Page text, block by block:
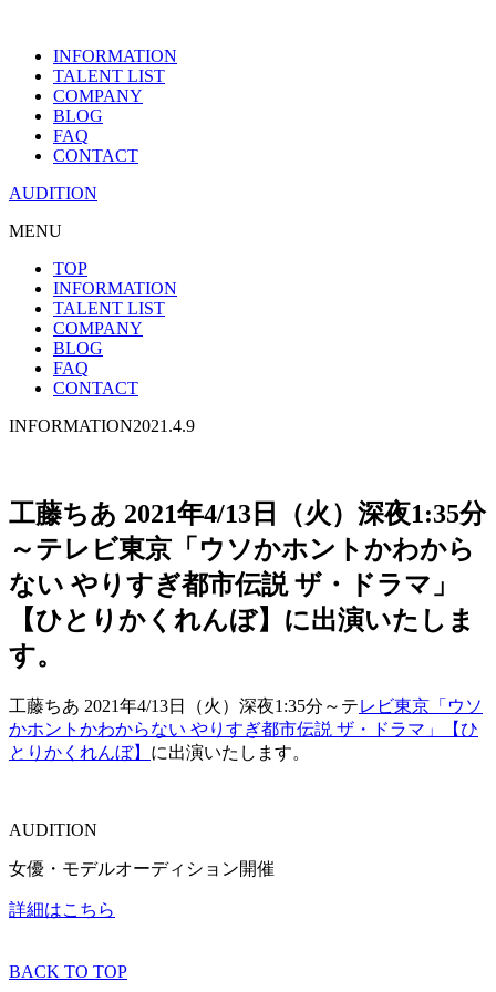
INFORMATION
TALENT LIST
COMPANY
BLOG
FAQ
CONTACT
AUDITION
MENU
TOP
INFORMATION
TALENT LIST
COMPANY
BLOG
FAQ
CONTACT
INFORMATION2021.4.9
工藤ちあ 2021年4/13日（火）深夜1:35分
～テレビ東京「ウソかホントかわから
ない やりすぎ都市伝説 ザ・ドラマ」
【ひとりかくれんぼ】に出演いたしま
す。
工藤ちあ 2021年4/13日（火）深夜1:35分～テレビ東京「ウソ
かホントかわからない やりすぎ都市伝説 ザ・ドラマ」【ひ
とりかくれんぼ】 に出演いたします。
AUDITION
女優・モデルオーディション開催
詳細はこちら
BACK TO TOP